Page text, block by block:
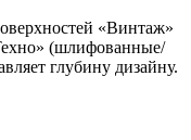
«Винтаж»
(шлифованные/
глубину дизайну.